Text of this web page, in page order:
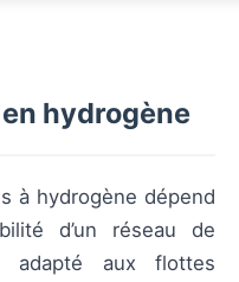
hydrogène
à hydrogène dépend
d’un réseau de
adapté aux flottes